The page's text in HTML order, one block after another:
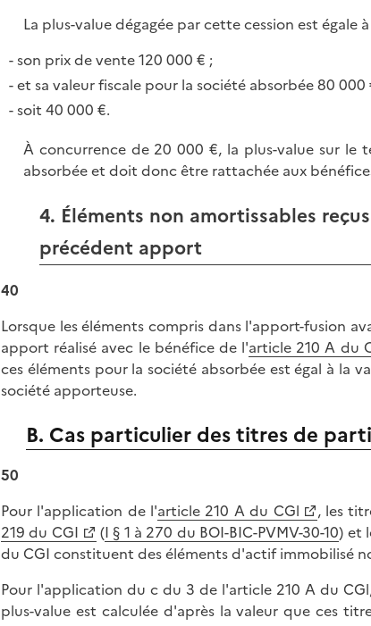
La plus-value dégagée par cette cession est égale
son prix de vente 120 000 € ;
et sa valeur fiscale pour la société absorbée 80 000
soit 40 000 €.
À concurrence de 20 000 €, la plus-value sur le
absorbée et doit donc être rattachée aux
4. Éléments non amortissables
précédent apport
40
Lorsque les éléments compris dans l'apport-fusion
apport réalisé avec le bénéfice de l'article 210 A du
ces éléments pour la société absorbée est égal à la
société apporteuse.
B. Cas particulier des titres de
50
Pour l'application de l'article 210 A du CGl , les
219 du CGI
(I § 1 à 270 du BOI-BIC-PVMV-30-10) et
du CGI constituent des éléments d'actif immobilisé
Pour l'application du c du 3 de l'article 210 A du
plus-value est calculée d'après la valeur que ces